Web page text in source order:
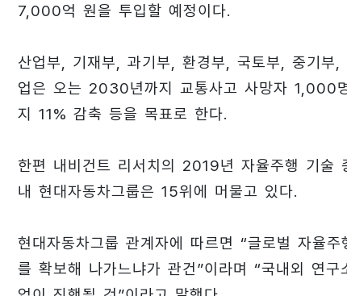
7,000억 원을 투입할 예정이다.
산업부, 기재부, 과기부, 환경부, 국토부, 중기
업은 오는 2030년까지 교통사고 사망자
지 11% 감축 등을 목표로 한다.
한편 내비건트 리서치의 2019년 자율주행 기
내 현대자동차그룹은 15위에 머물고 있다.
현대자동차그룹 관계자에 따르면 “글로벌 자율
를 확보해 나가느냐가 관건”이라며 “국내외 연